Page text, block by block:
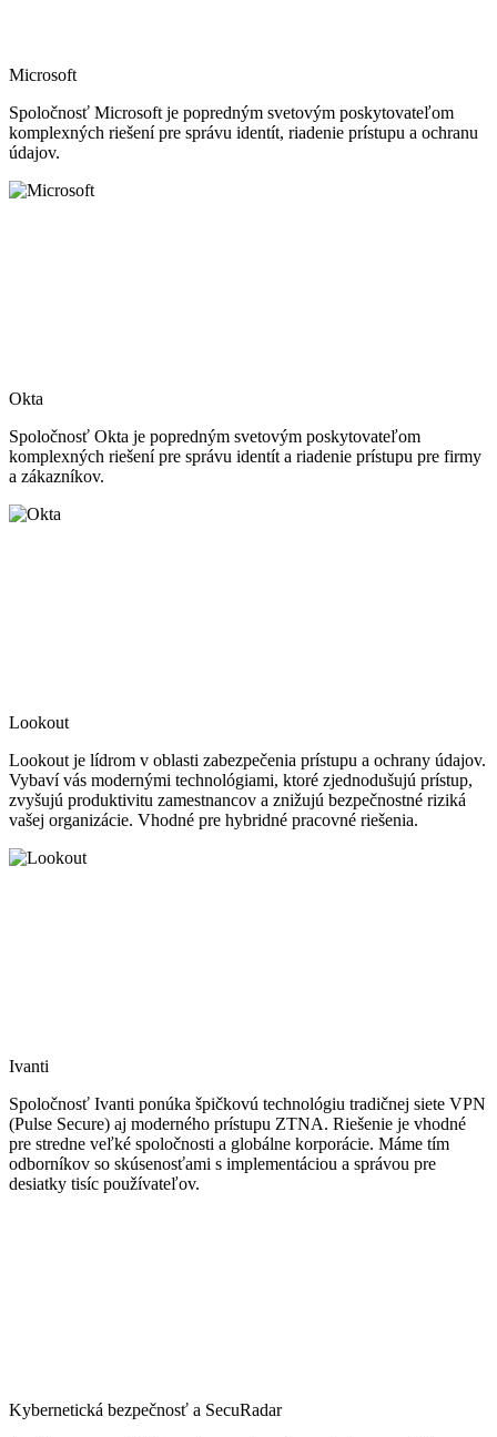
Microsoft
Spoločnosť Microsoft je popredným svetovým poskytovateľom
komplexných riešení pre správu identít, riadenie prístupu a ochranu
údajov.
Okta
Spoločnosť Okta je popredným svetovým poskytovateľom
komplexných riešení pre správu identít a riadenie prístupu pre firmy
a zákazníkov.
Lookout
Lookout je lídrom v oblasti zabezpečenia prístupu a ochrany údajov.
Vybaví vás modernými technológiami, ktoré zjednodušujú prístup,
zvyšujú produktivitu zamestnancov a znižujú bezpečnostné riziká
vašej organizácie. Vhodné pre hybridné pracovné riešenia.
Ivanti
Spoločnosť Ivanti ponúka špičkovú technológiu tradičnej siete VPN
(Pulse Secure) aj moderného prístupu ZTNA. Riešenie je vhodné
pre stredne veľké spoločnosti a globálne korporácie. Máme tím
odborníkov so skúsenosťami s implementáciou a správou pre
desiatky tisíc používateľov.
Kybernetická bezpečnosť a SecuRadar